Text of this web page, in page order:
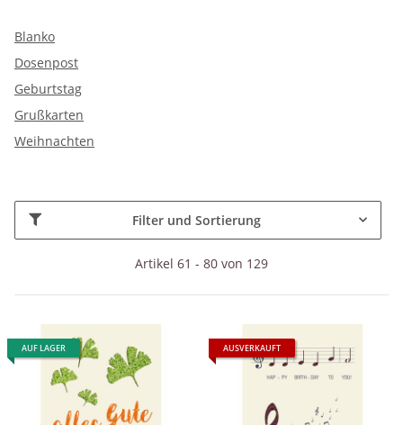
Blanko
Dosenpost
Geburtstag
Grußkarten
Weihnachten
Filter und Sortierung
Artikel 61 - 80 von 129
AUF LAGER AUSVERKAUFT